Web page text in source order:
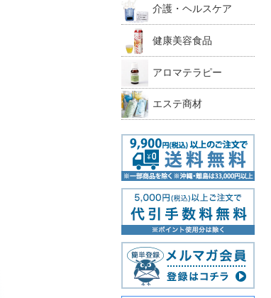
介護・ヘルスケア
健康美容食品
アロマテラピー
エステ商材